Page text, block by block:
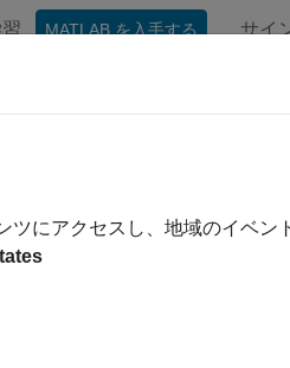
MATLAB を入手する サイ
initialize function
ツにアクセスし、地域のイベ